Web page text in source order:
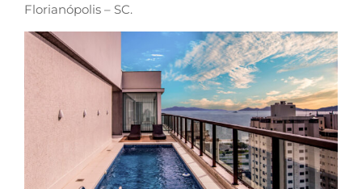
Florianópolis – SC.